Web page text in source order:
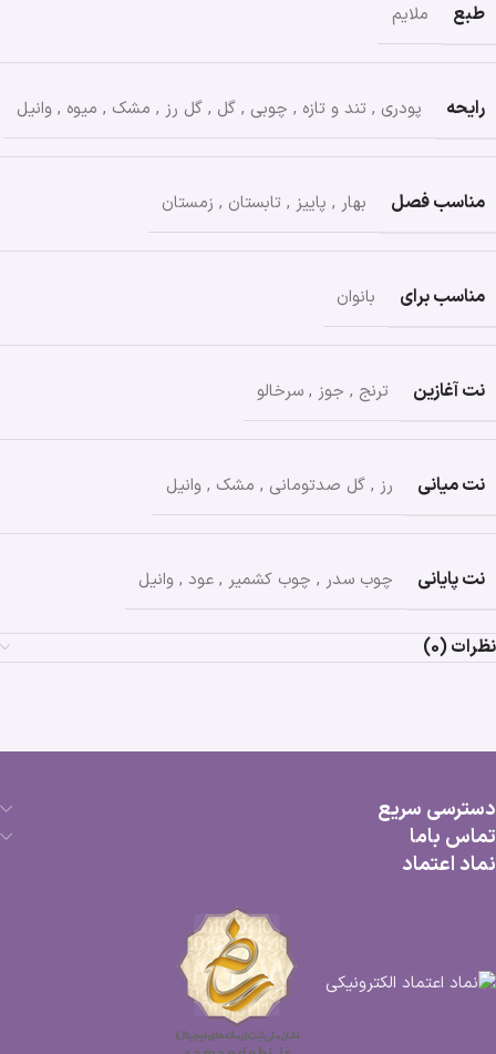
طبع ملایم
رایحه پودری , تند و تازه , چوبی , گل , گل رز , مشک , میوه , وانیل
مناسب فصل بهار , پاییز , تابستان , زمستان
مناسب برای بانوان
نت آغازین ترنج , جوز , سرخالو
نت میانی رز , گل صدتومانی , مشک , وانیل
نت پایانی چوب سدر , چوب کشمیر , عود , وانیل
نظرات (0)
دسترسی سریع
تماس باما
نماد اعتماد